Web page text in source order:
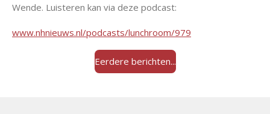
Wende. Luisteren kan via deze podcast:
www.nhnieuws.nl/podcasts/lunchroom/979
Eerdere berichten...